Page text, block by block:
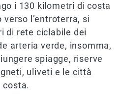
i 130 kilometri di costa
l’entroterra, si
di rete ciclabile dei
arteria verde, insomma,
spiagge, riserve
uliveti e le città
costa.